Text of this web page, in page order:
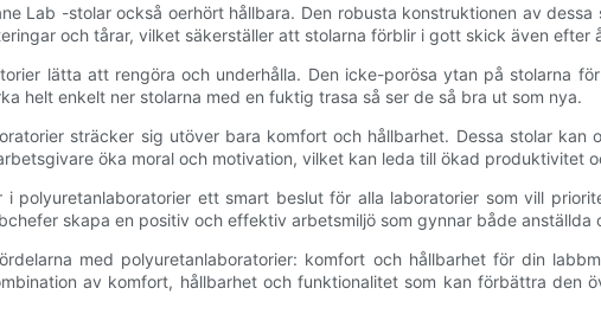
Lab -stolar också oerhört hållbara. Den robusta konstruktionen av
och tårar, vilket säkerställer att stolarna förblir i gott skick även efter
lätta att rengöra och underhålla. Den icke-porösa ytan på stolarna
helt enkelt ner stolarna med en fuktig trasa så ser de så bra ut som nya.
sträcker sig utöver bara komfort och hållbarhet. Dessa stolar
öka moral och motivation, vilket kan leda till ökad produktivitet
i polyuretanlaboratorier ett smart beslut för alla laboratorier som vill
skapa en positiv och effektiv arbetsmiljö som gynnar både anställda
med polyuretanlaboratorier: komfort och hållbarhet för din
av komfort, hållbarhet och funktionalitet som kan förbättra den